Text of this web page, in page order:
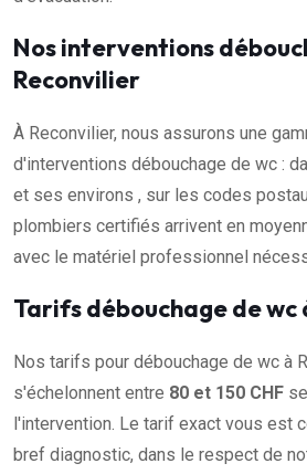
Nos interventions
Reconvilier
À Reconvilier, nous assurons une
d'interventions débouchage de wc :
et ses environs , sur les codes
plombiers certifiés arrivent en
avec le matériel professionnel
Tarifs débouchage de wc
Nos tarifs pour débouchage de wc à
s'échelonnent entre 80 et 150 CHF
l'intervention. Le tarif exact vous est
bref diagnostic, dans le respect de